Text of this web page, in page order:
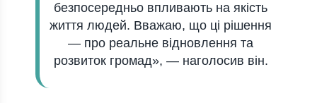
безпосередньо впливають на якість
життя людей. Вважаю, що ці рішення
— про реальне відновлення та
розвиток громад», — наголосив він.